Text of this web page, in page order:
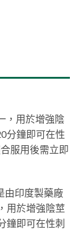
，用於增強陰
分鐘即可在性
服用後需立即
由印度製藥廠
用於增強陰莖
鐘即可在性刺